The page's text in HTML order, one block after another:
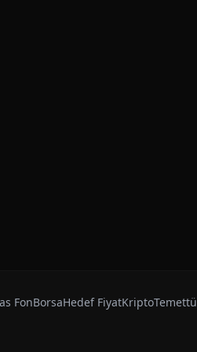
FonBorsaHedef FiyatKriptoTemettü